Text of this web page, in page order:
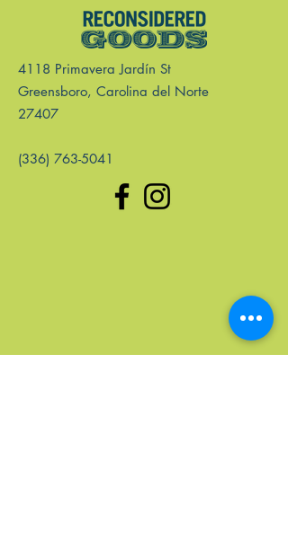
4118 Primavera Jardín St
Greensboro, Carolina del Norte
27407
(336) 763-5041